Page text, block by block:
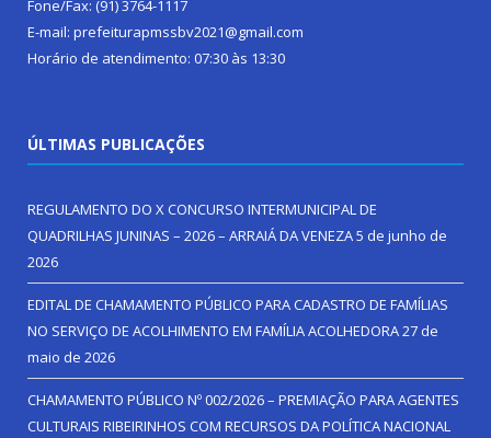
Fone/Fax: (91) 3764-1117
E-mail: prefeiturapmssbv2021@gmail.com
Horário de atendimento: 07:30 às 13:30
ÚLTIMAS PUBLICAÇÕES
REGULAMENTO DO X CONCURSO INTERMUNICIPAL DE
QUADRILHAS JUNINAS – 2026 – ARRAIÁ DA VENEZA5 de junho de
2026
EDITAL DE CHAMAMENTO PÚBLICO PARA CADASTRO DE FAMÍLIAS
NO SERVIÇO DE ACOLHIMENTO EM FAMÍLIA ACOLHEDORA27 de
maio de 2026
CHAMAMENTO PÚBLICO Nº 002/2026 – PREMIAÇÃO PARA AGENTES
CULTURAIS RIBEIRINHOS COM RECURSOS DA POLÍTICA NACIONAL